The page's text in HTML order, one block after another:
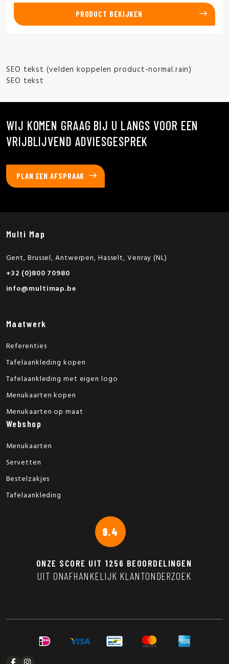
PRODUCT BEKIJKEN
SEO tekst (velden koppelen product-normal.rain)
SEO tekst
WIJ KOMEN GRAAG BIJ U LANGS VOOR EEN
VRIJBLIJVEND ADVIESGESPREK
PLAN EEN AFSPRAAK
Multi Map
Gent, Brussel, Antwerpen, Hasselt, Venray (NL)
+32 (0)800 70980
info@multimap.be
Maatwerk
Referenties
Tafelaankleding kopen
Tafelaankleding met eigen logo
Menukaarten kopen
Menukaarten op maat
Webshop
Menukaarten
Servetten
Bestelzakjes
Tafelaankleding
9.4
ONZE SCORE UIT 1256 BEOORDELINGEN
UIT ONAFHANKELIJK KLANTONDERZOEK